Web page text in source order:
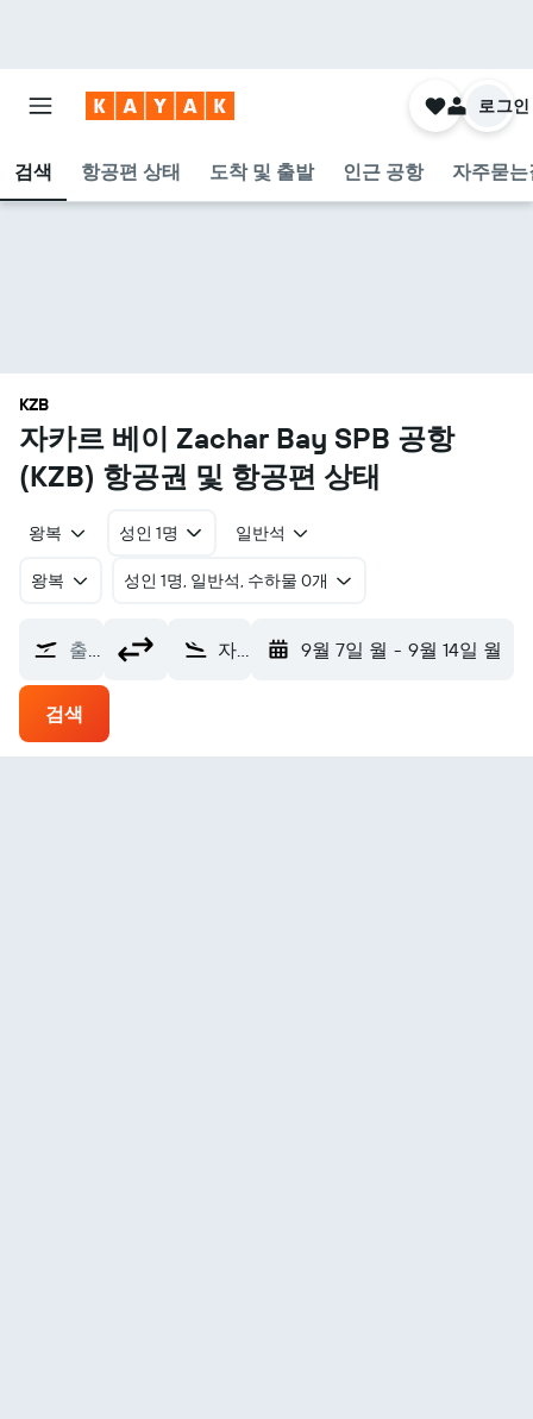
검색 항공편 상태 도착 및 출발 인근 공항 자주묻
로그인
KZB
자카르 베이 Zachar Bay SPB 공항
(KZB) 항공권 및 항공편 상태
왕복 성인 1명 일반석
왕복 ​성인 1명, 일반석, 수하물 0개
출발지 자카르 베이 Zachar Bay SPB (KZB) 9월 7일 월 - 9월 14일 월
검색